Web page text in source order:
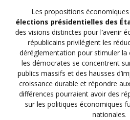
Les propositions
élections présidentielles des
des visions distinctes pour l’avenir
républicains privilégient les
déréglementation pour stimuler la
les démocrates se concentrent
publics massifs et des hausses
croissance durable et répondre
différences pourraient avoir des
sur les politiques économiques
nationales.